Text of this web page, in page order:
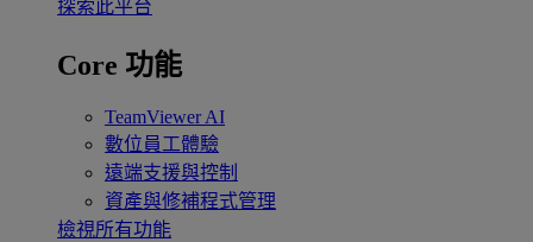
探索此平台
Core 功能
TeamViewer AI
數位員工體驗
遠端支援與控制
資產與修補程式管理
檢視所有功能